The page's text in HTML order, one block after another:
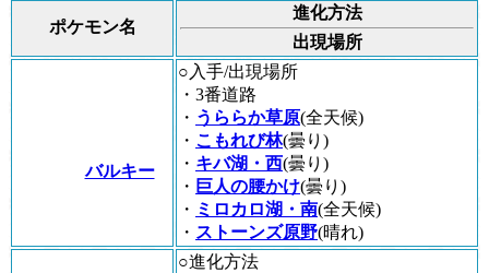
ポケモン名
進化方法
出現場所
バルキー
○入手/出現場所
・3番道路
・ うららか草原(全天候)
・ こもれび林(曇り)
・ キバ湖・西(曇り)
・ 巨人の腰かけ(曇り)
・ ミロカロ湖・南(全天候)
・ ストーンズ原野(晴れ)
○進化方法